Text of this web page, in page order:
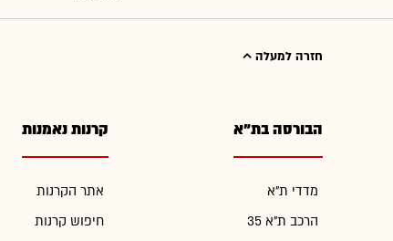
חזרה למעלה
הבורסה בת"א
מדדי ת"א
הרכב ת"א 35
קרנות נאמנות
אתר הקרנות
חיפוש קרנות